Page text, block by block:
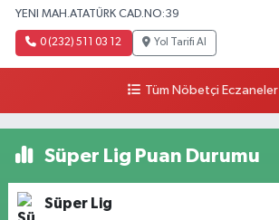
YENI MAH.ATATÜRK CAD.NO:39
0 (232) 511 03 12 Yol Tarifi Al
Tüm Nöbetçi Eczaneler
Süper Lig Puan Durumu
Süper Lig